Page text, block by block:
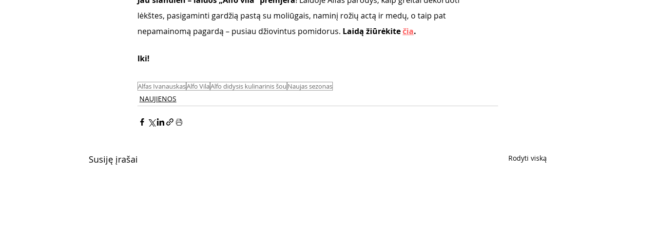
lėkštes, pasigaminti gardžią pastą su moliūgais, naminį rožių actą ir medų, o taip pat
nepamainomą pagardą – pusiau džiovintus pomidorus. Laidą žiūrėkite čia.
Iki!
Alfas IvanauskasAlfo VilaAlfo didysis kulinarinis šou Naujas sezonas
NAUJIENOS
Susiję įrašai Rodyti viską